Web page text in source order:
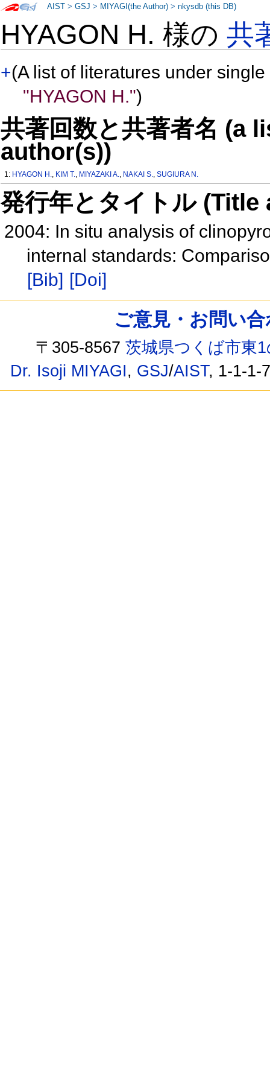
HYAGON H. 様の共
+(A list of literatures under
"HYAGON H.")
共著回数と共著者名 (a
author(s))
1: HYAGON H., KIM T., MIYAZAKI A., NAKAI S.,SUGIURA N.
発行年とタイトル
2004: In situ analysis of
internal standards:
[Bib] [Doi]
AIST >GSJ > MIYAGI(the Author) >nkysdb (this DB)
ご意見・お問い
〒305-8567茨城県つくば市東
Dr. Isoji MIYAGI, GSJ/AIST, 1-1-1-